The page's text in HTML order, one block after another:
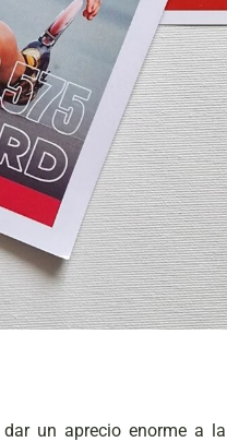
un aprecio enorme a la